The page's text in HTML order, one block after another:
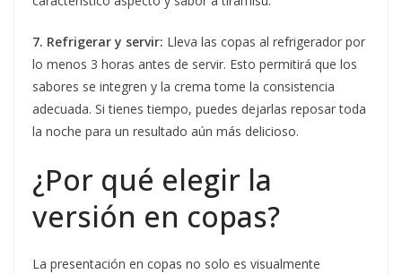
7. Refrigerar y servir: Lleva las copas al refrigerador por
lo menos 3 horas antes de servir. Esto permitirá que los
sabores se integren y la crema tome la consistencia
adecuada. Si tienes tiempo, puedes dejarlas reposar toda
la noche para un resultado aún más delicioso.
¿Por qué elegir la
versión en copas?
La presentación en copas no solo es visualmente